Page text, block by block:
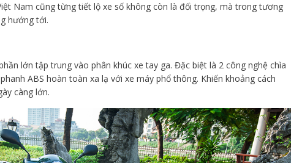
Nam cũng từng tiết lộ xe số không còn là đối trọng, mà trong tương
hướng tới.
lớn tập trung vào phân khúc xe tay ga. Đặc biệt là 2 công nghệ chìa
ABS hoàn toàn xa lạ với xe máy phổ thông. Khiến khoảng cách
càng lớn.